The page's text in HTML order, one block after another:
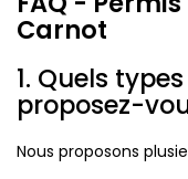
Carnot
1. Quels
proposez-
Nous proposons